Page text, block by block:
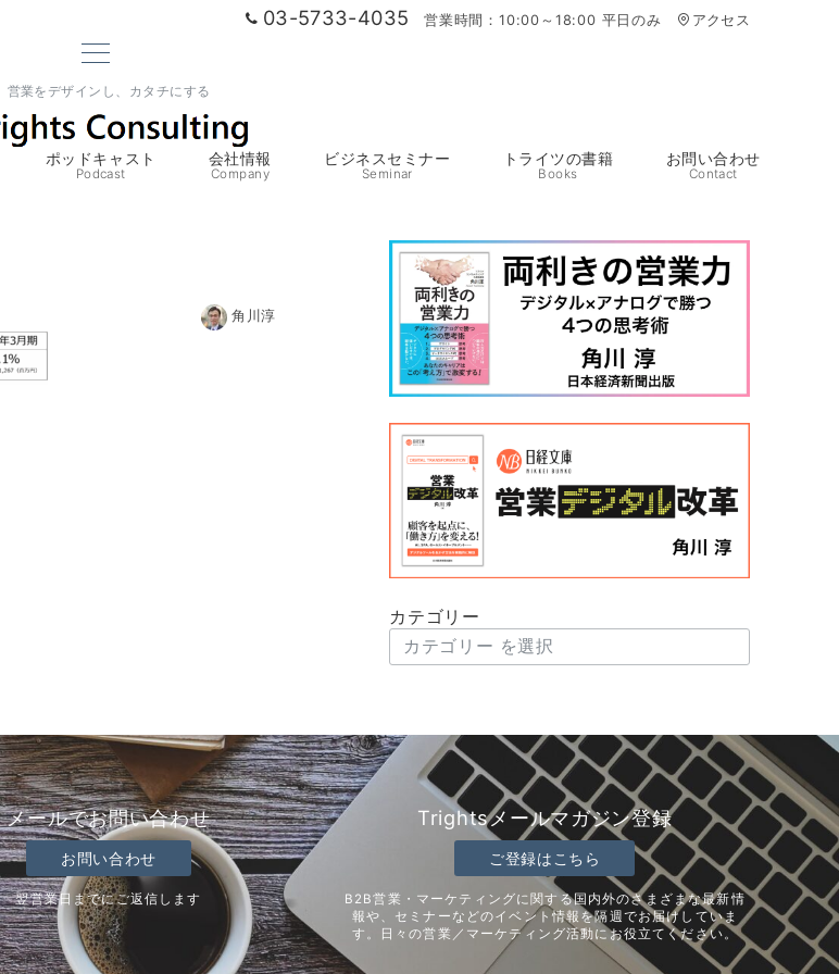
03-5733-4035 営業時間：10:00～18:00 平日のみ アクセス
営業をデザインし、カタチにする
ポッドキャスト
Podcast
会社情報
Company
ビジネスセミナー
Seminar
トライツの書籍
Books
お問い合わせ
Contact
角川淳
カテゴリー
メールでお問い合わせ
お問い合わせ
翌営業日までにご返信します
Trightsメールマガジン登録
ご登録はこちら
B2B営業・マーケティングに関する国内外のさまざまな最新情
報や、セミナーなどのイベント情報を隔週でお届けしていま
す。日々の営業／マーケティング活動にお役立てください。